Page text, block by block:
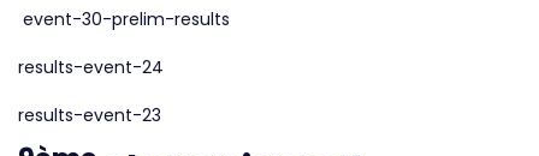
event-30-prelim-results
results-event-24
results-event-23